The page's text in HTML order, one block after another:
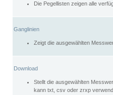
Die Pegellisten zeigen alle
Ganglinien
Zeigt die ausgewählten
Download
Stellt die ausgewählten
kann txt, csv oder zrxp